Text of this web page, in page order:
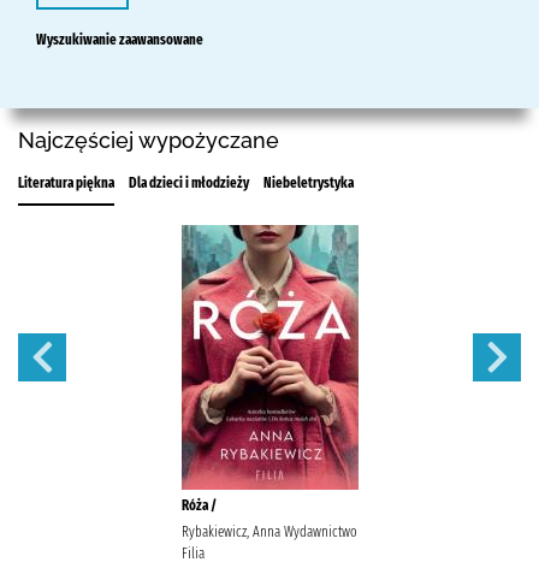
Wyszukiwanie zaawansowane
Najczęściej wypożyczane
Literatura piękna Dla dzieci i młodzieży Niebeletrystyka
Róża /
Rybakiewicz, Anna Wydawnictwo
Filia